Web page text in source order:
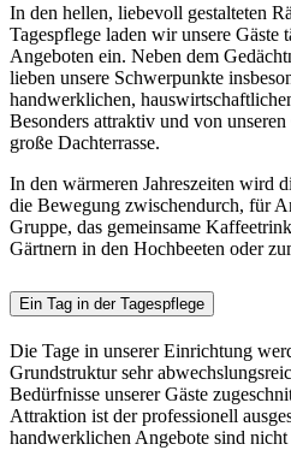
In den hellen, liebevoll gestalteten
Tagespflege laden wir unsere Gäste
Angeboten ein. Neben dem
lieben unsere Schwerpunkte
handwerklichen,
Besonders attraktiv und von
große Dachterrasse.
In den wärmeren Jahreszeiten wird
die Bewegung zwischendurch, für
Gruppe, das gemeinsame
Gärtnern in den Hochbeeten oder
Ein Tag in der Tagespflege
Die Tage in unserer Einrichtung
Grundstruktur sehr
Bedürfnisse unserer Gäste
Attraktion ist der professionell
handwerklichen Angebote sind